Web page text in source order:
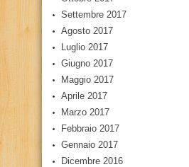
Settembre 2017
Agosto 2017
Luglio 2017
Giugno 2017
Maggio 2017
Aprile 2017
Marzo 2017
Febbraio 2017
Gennaio 2017
Dicembre 2016